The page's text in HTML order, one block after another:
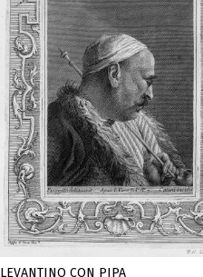
LEVANTINO CON PIPA